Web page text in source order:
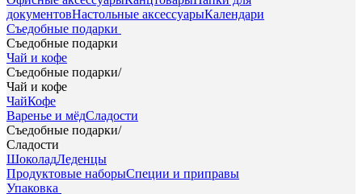
документовНастольные аксессуарыКалендари
Съедобные подарки
Съедобные подарки
Чай и кофе
Съедобные подарки/
Чай и кофе
ЧайКофе
Варенье и мёдСладости
Съедобные подарки/
Сладости
ШоколадЛеденцы
Продуктовые наборыСпеции и приправы
Упаковка